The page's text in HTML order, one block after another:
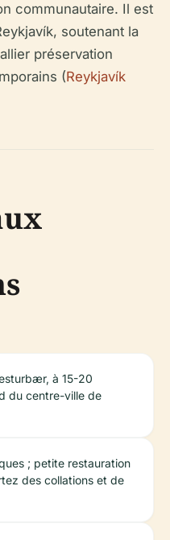
communautaire. Il est
soutenant la
préservation
(Reykjavík
à 15-20
du centre-ville de
; petite restauration
des collations et de